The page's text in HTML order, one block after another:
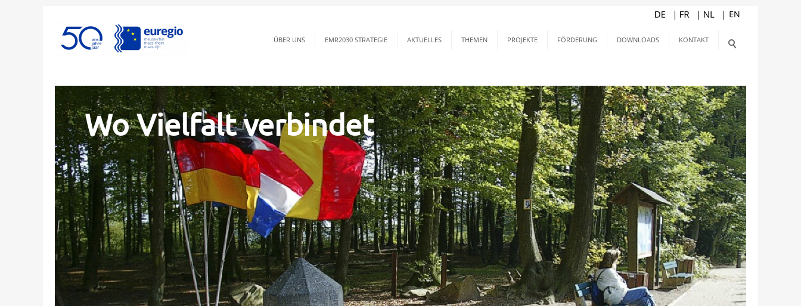
ÜBER UNS EMR2030 STRATEGIE AKTUELLES THEMEN PROJEKTE FÖRDERUNG DOWNLOADS KONTAKT
Wo Vielfalt verbindet